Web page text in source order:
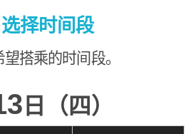
择时间段
搭乘的时间段。
日（四）